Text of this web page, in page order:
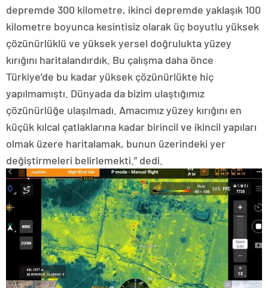
depremde 300 kilometre, ikinci depremde yaklaşık 100
kilometre boyunca kesintisiz olarak üç boyutlu yüksek
çözünürlüklü ve yüksek yersel doğrulukta yüzey
kırığını haritalandırdık. Bu çalışma daha önce
Türkiye’de bu kadar yüksek çözünürlükte hiç
yapılmamıştı. Dünyada da bizim ulaştığımız
çözünürlüğe ulaşılmadı. Amacımız yüzey kırığını en
küçük kılcal çatlaklarına kadar birincil ve ikincil yapıları
olmak üzere haritalamak, bunun üzerindeki yer
değiştirmeleri belirlemekti.” dedi.